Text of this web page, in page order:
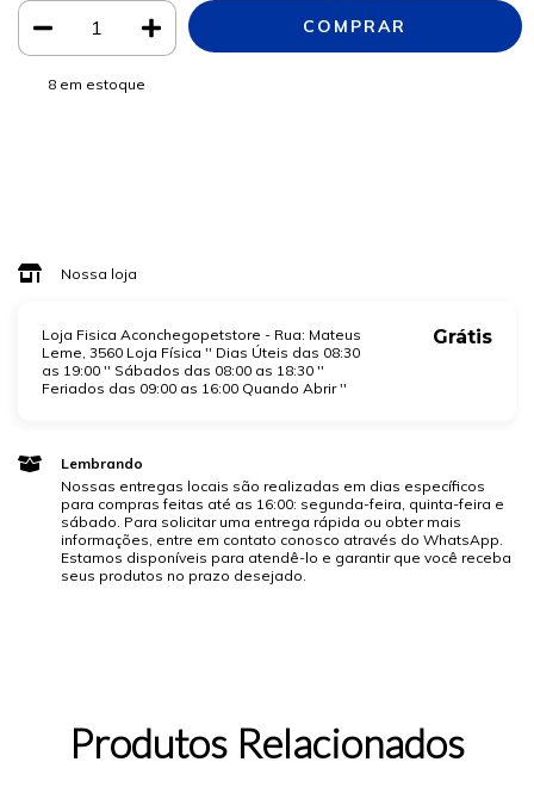
8 em estoque
Nossa loja
Loja Fisica Aconchegopetstore - Rua: Mateus
Leme, 3560 Loja Física '' Dias Úteis das 08:30
as 19:00 '' Sábados das 08:00 as 18:30 ''
Feriados das 09:00 as 16:00 Quando Abrir ''
Grátis
Lembrando
Nossas entregas locais são realizadas em dias específicos
para compras feitas até as 16:00: segunda-feira, quinta-feira e
sábado. Para solicitar uma entrega rápida ou obter mais
informações, entre em contato conosco através do WhatsApp.
Estamos disponíveis para atendê-lo e garantir que você receba
seus produtos no prazo desejado.
Produtos Relacionados